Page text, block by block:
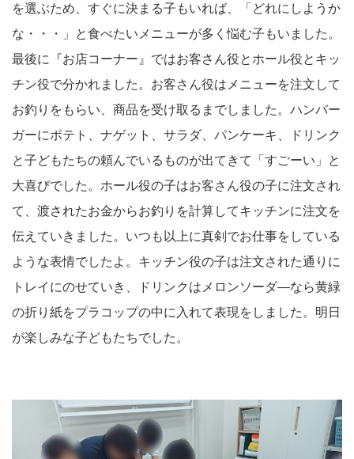
を選ぶため、すぐに決まる子もいれば、「どれにしようか
な・・・」と食べたいメニューが多く悩む子もいました。
最後に『お店コーナー』ではお客さん役とホール役とキッ
チン役で分かれました。お客さん役はメニューを注文して
お釣りをもらい、商品を受け取るまでしました。ハンバー
ガーにポテト、ナゲット、サラダ、パンケーキ、ドリンク
と子どもたちの頼んでいるものが出てきて「すごーい」と
大喜びでした。ホール役の子はお客さん役の子に注文され
て、渡されたお金からお釣りを計算してキッチンに注文を
伝えていきました。いつも以上に真剣でお仕事をしている
ような表情でしたよ。キッチン役の子は注文された通りに
トレイにのせていき、ドリンクはメロンソーダ―なら黄緑
の折り紙をプラコップの中に入れて表現をしました。明日
が楽しみな子どもたちでした。